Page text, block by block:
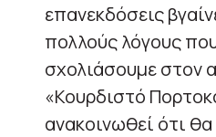
επανεκδόσεις
πολλούς λόγους
σχολιάσουμε στον
«Κουρδιστό
ανακοινωθεί ότι